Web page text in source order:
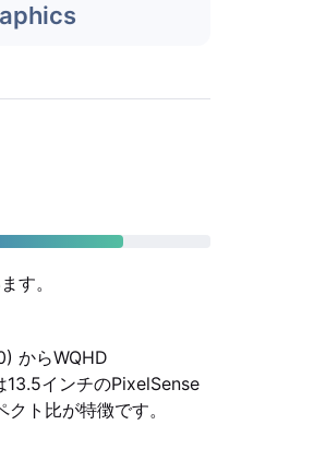
す。
からWQHD
インチのPixelSense
ト比が特徴です。